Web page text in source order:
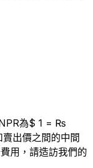
為$ 1 = ₨
出價之間的中間
用，請造訪我們的